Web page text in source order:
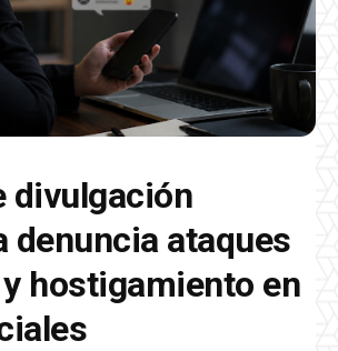
divulgación
ataques
hostigamiento en